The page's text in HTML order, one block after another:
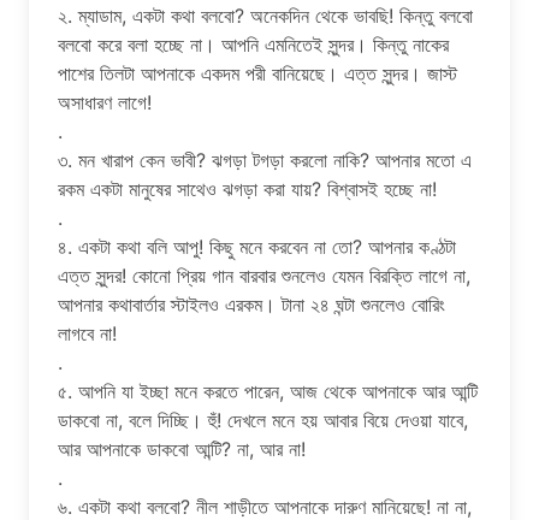
২. ম্যাডাম, একটা কথা বলবো? অনেকদিন থেকে ভাবছি! কিন্তু বলবো
বলবো করে বলা হচ্ছে না। আপনি এমনিতেই সুন্দর। কিন্তু নাকের
পাশের তিলটা আপনাকে একদম পরী বানিয়েছে। এত্ত সুন্দর। জাস্ট
অসাধারণ লাগে!
.
৩. মন খারাপ কেন ভাবী? ঝগড়া টগড়া করলো নাকি? আপনার মতো এ
রকম একটা মানুষের সাথেও ঝগড়া করা যায়? বিশ্বাসই হচ্ছে না!
.
৪. একটা কথা বলি আপু! কিছু মনে করবেন না তো? আপনার কণ্ঠটা
এত্ত সুন্দর! কোনো প্রিয় গান বারবার শুনলেও যেমন বিরক্তি লাগে না,
আপনার কথাবার্তার স্টাইলও এরকম। টানা ২৪ ঘন্টা শুনলেও বোরিং
লাগবে না!
.
৫. আপনি যা ইচ্ছা মনে করতে পারেন, আজ থেকে আপনাকে আর আন্টি
ডাকবো না, বলে দিচ্ছি। হুঁ! দেখলে মনে হয় আবার বিয়ে দেওয়া যাবে,
আর আপনাকে ডাকবো আন্টি? না, আর না!
.
৬. একটা কথা বলবো? নীল শাড়ীতে আপনাকে দারুণ মানিয়েছে! না না,